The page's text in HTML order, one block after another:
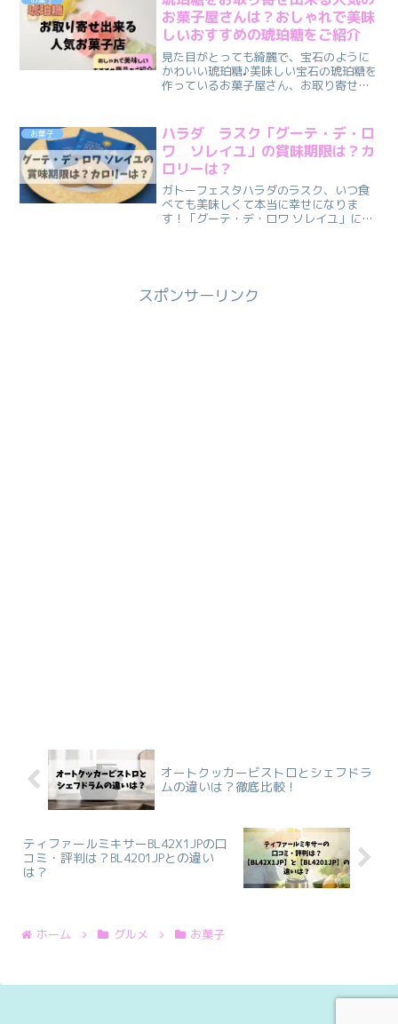
気で、発売後...
お菓子屋さんは？おしゃれで美味
しいおすすめの琥珀糖をご紹介
見た目がとっても綺麗で、宝石のように
かわいい琥珀糖♪美味しい宝石の琥珀糖を
作っているお菓子屋さん、お取り寄せが
んか。・琥珀糖をお取り寄せできる人気
のお菓子屋さんはある？...
お菓子
ハラダ ラスク「グーテ・デ・ロ
ワ ソレイユ」の賞味期限は？カ
ロリーは？
ガトーフェスタハラダのラスク、いつ食
べても美味しくて本当に幸せになりま
す！「グーテ・デ・ロワ ソレイユ」につ
スポンサーリンク
オートクッカービストロとシェフドラ
ムの違いは？徹底比較！
ティファールミキサーBL42X1JPの口
コミ・評判は？BL4201JPとの違い
は？
ホーム グルメ お菓子